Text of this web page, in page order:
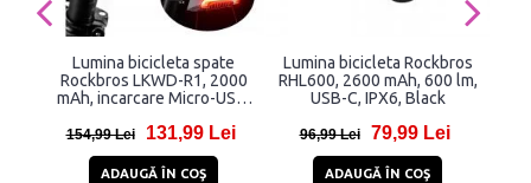
Lumina bicicleta spate
Rockbros LKWD-R1, 2000
mAh, incarcare Micro-USB,
154,99 Lei 131,99 Lei
ADAUGĂ ÎN COŞ
Lumina bicicleta Rockbros
RHL600, 2600 mAh, 600 lm,
USB-C, IPX6, Black
96,99 Lei 79,99 Lei
ADAUGĂ ÎN COŞ